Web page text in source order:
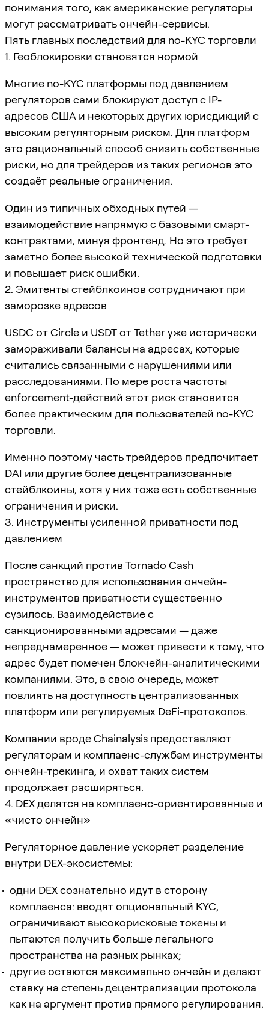
понимания того, как американские регуляторы
могут рассматривать ончейн-сервисы.
Пять главных последствий для no-KYC торговли
1. Геоблокировки становятся нормой
Многие no-KYC платформы под давлением
регуляторов сами блокируют доступ с IP-
адресов США и некоторых других юрисдикций с
высоким регуляторным риском. Для платформ
это рациональный способ снизить собственные
риски, но для трейдеров из таких регионов это
создаёт реальные ограничения.
Один из типичных обходных путей —
взаимодействие напрямую с базовыми смарт-
контрактами, минуя фронтенд. Но это требует
заметно более высокой технической подготовки
и повышает риск ошибки.
2. Эмитенты стейблкоинов сотрудничают при
заморозке адресов
USDC от Circle и USDT от Tether уже исторически
замораживали балансы на адресах, которые
считались связанными с нарушениями или
расследованиями. По мере роста частоты
enforcement-действий этот риск становится
более практическим для пользователей no-KYC
торговли.
Именно поэтому часть трейдеров предпочитает
DAI или другие более децентрализованные
стейблкоины, хотя у них тоже есть собственные
ограничения и риски.
3. Инструменты усиленной приватности под
давлением
После санкций против Tornado Cash
пространство для использования ончейн-
инструментов приватности существенно
сузилось. Взаимодействие с
санкционированными адресами — даже
непреднамеренное — может привести к тому, что
адрес будет помечен блокчейн-аналитическими
компаниями. Это, в свою очередь, может
повлиять на доступность централизованных
платформ или регулируемых DeFi-протоколов.
Компании вроде Chainalysis предоставляют
регуляторам и комплаенс-службам инструменты
ончейн-трекинга, и охват таких систем
продолжает расширяться.
4. DEX делятся на комплаенс-ориентированные и
«чисто ончейн»
Регуляторное давление ускоряет разделение
внутри DEX-экосистемы:
одни DEX сознательно идут в сторону
комплаенса: вводят опциональный KYC,
ограничивают высокорисковые токены и
пытаются получить больше легального
пространства на разных рынках;
другие остаются максимально ончейн и делают
ставку на степень децентрализации протокола
как на аргумент против прямого регулирования.